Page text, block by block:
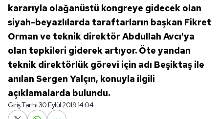
kararıyla olağanüstü kongreye gidecek olan
siyah-beyazlılarda taraftarların başkan Fikret
Orman ve teknik direktör Abdullah Avcı'ya
olan tepkileri giderek artıyor. Öte yandan
teknik direktörlük görevi için adı Beşiktaş ile
anılan Sergen Yalçın, konuyla ilgili
açıklamalarda bulundu.
Giriş Tarihi:30 Eylül 2019 14:04